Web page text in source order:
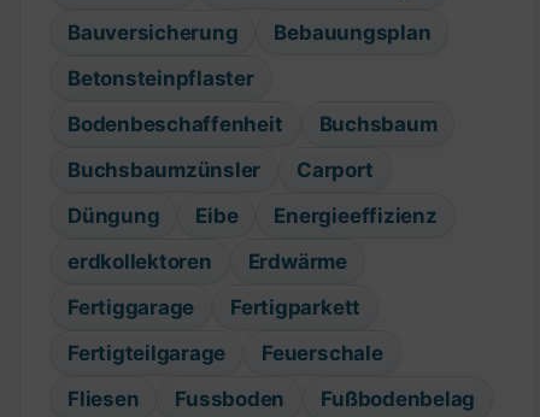
Bauversicherung
Bebauungsplan
Betonsteinpflaster
Bodenbeschaffenheit
Buchsbaum
Buchsbaumzünsler
Carport
Düngung
Eibe
Energieeffizienz
erdkollektoren
Erdwärme
Fertiggarage
Fertigparkett
Fertigteilgarage
Feuerschale
Fliesen
Fussboden
Fußbodenbelag